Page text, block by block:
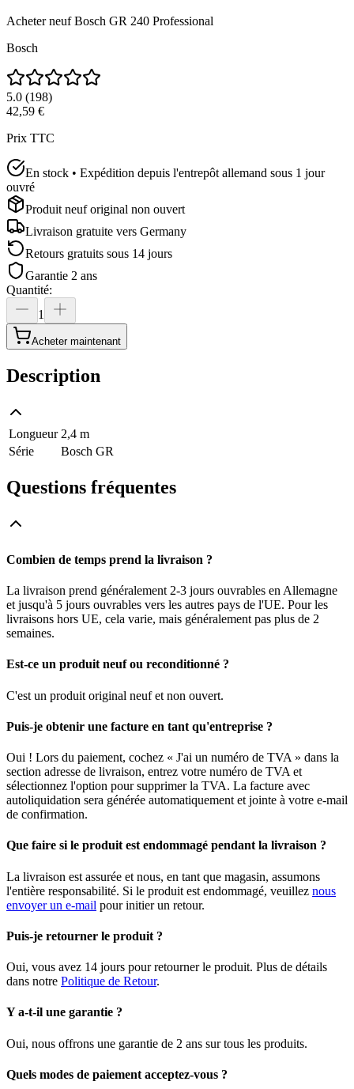
Acheter neuf Bosch GR 240 Professional
Bosch
5.0 (198)
42,59 €
Prix TTC
En stock • Expédition depuis l'entrepôt allemand sous 1 jour
ouvré
Produit neuf original non ouvert
Livraison gratuite vers Germany
Retours gratuits sous 14 jours
Garantie 2 ans
Quantité:
1
Acheter maintenant
Description
Longueur 2,4 m
Série
Bosch GR
Questions fréquentes
Combien de temps prend la livraison ?
La livraison prend généralement 2-3 jours ouvrables en Allemagne
et jusqu'à 5 jours ouvrables vers les autres pays de l'UE. Pour les
livraisons hors UE, cela varie, mais généralement pas plus de 2
semaines.
Est-ce un produit neuf ou reconditionné ?
C'est un produit original neuf et non ouvert.
Puis-je obtenir une facture en tant qu'entreprise ?
Oui ! Lors du paiement, cochez « J'ai un numéro de TVA » dans la
section adresse de livraison, entrez votre numéro de TVA et
sélectionnez l'option pour supprimer la TVA. La facture avec
autoliquidation sera générée automatiquement et jointe à votre e-mail
de confirmation.
Que faire si le produit est endommagé pendant la livraison ?
La livraison est assurée et nous, en tant que magasin, assumons
l'entière responsabilité. Si le produit est endommagé, veuillez nous
envoyer un e-mail pour initier un retour.
Puis-je retourner le produit ?
Oui, vous avez 14 jours pour retourner le produit. Plus de détails
dans notre Politique de Retour.
Y a-t-il une garantie ?
Oui, nous offrons une garantie de 2 ans sur tous les produits.
Quels modes de paiement acceptez-vous ?